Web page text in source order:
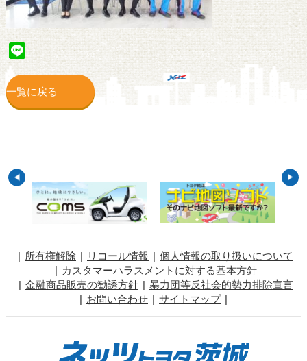
Line
一覧に戻る
所有権解除 リコール情報
個人情報の取り扱いについて
カスタマーハラスメントに対する基本方針
金融商品販売の勧誘方針
暴力団等反社会的勢力排除宣言
お問い合わせ
サイトマップ